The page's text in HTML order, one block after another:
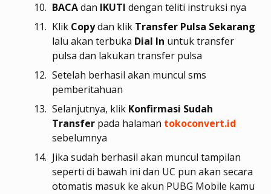
BACAdan IKUTI dengan teliti instruksi nya
Klik Copydan klik Transfer Pulsa Sekarang
lalu akan terbuka Dial In untuk transfer
pulsa dan lakukan transfer pulsa
Setelah berhasil akan muncul sms
pemberitahuan
Selanjutnya, klik Konfirmasi Sudah
Transfer pada halaman tokoconvert.id
sebelumnya
Jika sudah berhasil akan muncul tampilan
seperti di bawah ini dan UC pun akan secara
otomatis masuk ke akun PUBG Mobile kamu